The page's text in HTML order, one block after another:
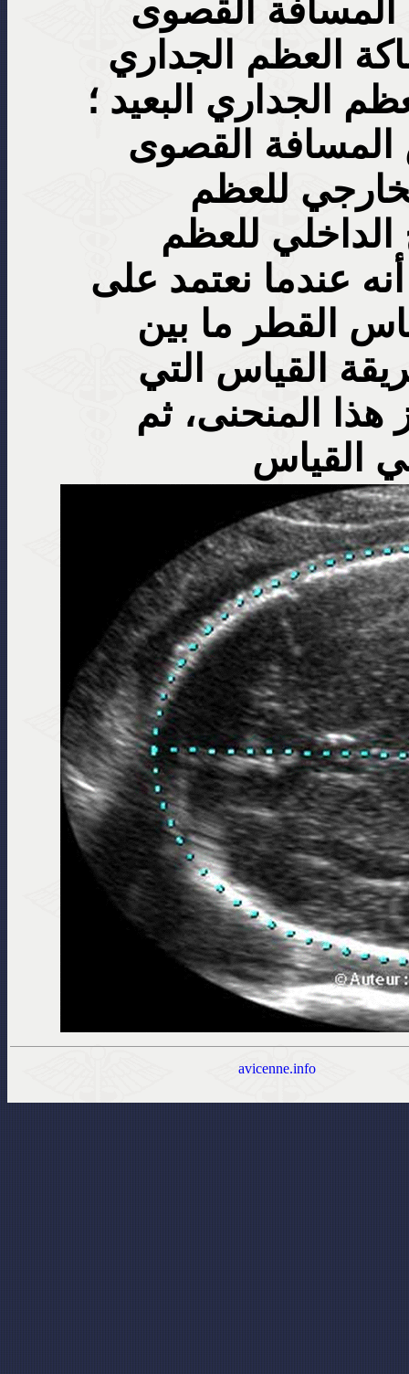
القصوى
العظم الجداري
الجداري البعيد ؛
المسافة القصوى
للعظم
للعظم
عندما نعتمد على
القطر ما بين
القياس التي
هذا المنحنى، ثم
القياس
avicenne.info